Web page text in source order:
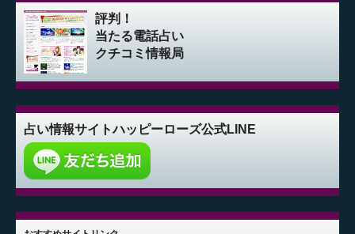
評判！
当たる電話占い
クチコミ情報局
占い情報サイトハッピーローズ公式LINE